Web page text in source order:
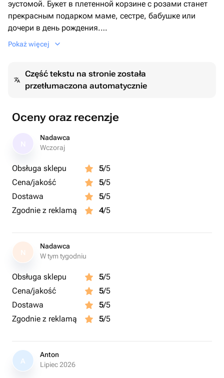
эустомой. Букет в плетенной корзине с розами станет
прекрасным подарком маме, сестре, бабушке или
дочери в день рождения.
К каждому букету дарим подарок. Это средство для
Pokaż więcej
Część tekstu na stronie została
przetłumaczona automatycznie
Oceny oraz recenzje
Nadawca
Wczoraj
Obsługa sklepu 5/5
Cena/jakość
5/5
Dostawa
5/5
Zgodnie z reklamą
4/5
N
Nadawca
W tym tygodniu
Obsługa sklepu 5/5
Cena/jakość
5/5
Dostawa
5/5
Zgodnie z reklamą
5/5
A
Anton
Lipiec 2026